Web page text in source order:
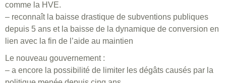
comme la HVE.
– reconnaît la baisse drastique de subventions publiques
depuis 5 ans et la baisse de la dynamique de conversion en
lien avec la fin de l’aide au maintien
Le nouveau gouvernement :
– a encore la possibilité de limiter les dégâts causés par la